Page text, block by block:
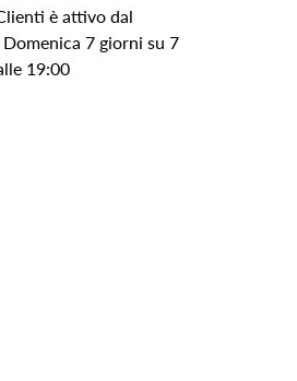
è attivo dal
7 giorni su 7
19:00